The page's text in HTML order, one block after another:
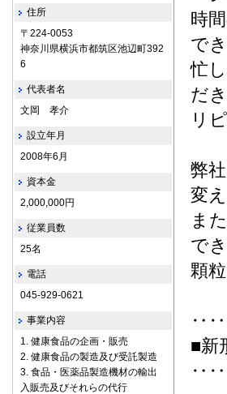
時
で
忙
だ
リ
弊
変
ま
で
顆
■新
住所
〒224-0053
神奈川県横浜市都筑区池辺町392
6
代表者名
文岡 孝介
設立年月
2008年6月
資本金
2,000,000円
従業員数
25名
電話
045-929-0621
事業内容
1. 健康食品の企画・販売
2. 健康食品の製造及び受託製造
3. 食品・医薬品製造機材の輸出
入販売及びそれらの代行